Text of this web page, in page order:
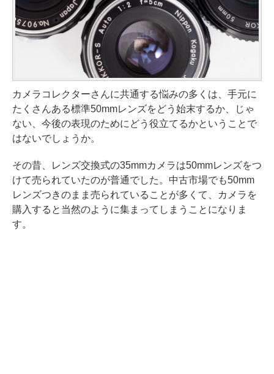
カメラコレクターさんに共通する悩みの多くは、手元に
たくさんある標準50mmレンズをどう始末するか、じゃ
ない、今後の表現のためにどう役立てるかということで
はないでしょうか。
その昔、レンズ交換式の35mmカメラは50mmレンズをつ
けて売られていたのが普通でした。中古市場でも50mm
レンズつきのまま売られていることが多くて、カメラを
購入すると当然のように集まってしまうことになりま
す。